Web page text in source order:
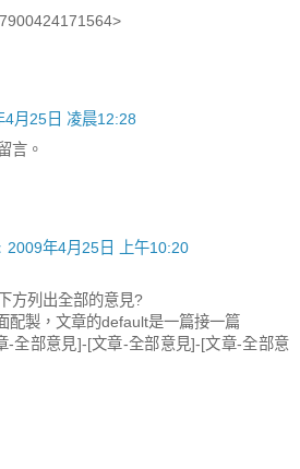
4月25日 凌晨12:28
言。
2009年4月25日 上午10:20
方列出全部的意見?
配製，文章的default是一篇接一篇
-全部意見]-[文章-全部意見]-[文章-全部意